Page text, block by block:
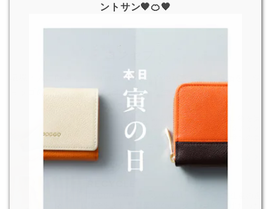
環境・人に配慮し、次世代により良い地球をつなぐ商品を。ジ
ョッゴのアイテムは、そんな背景から生まれました。
REDUCE
革は非常に耐久性の高い素材です。頻繁に物を買
い替えるよりも、愛着を持って長く使えるアイテ
ムを選ぶことで、無駄な生産を減らし環境への負
担を軽減することができます。
もっと見る
ントサン🧡🍊🧡